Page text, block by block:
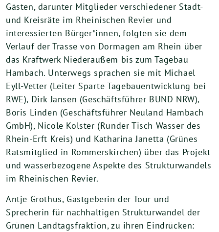
Gästen, darunter Mitglieder verschiedener Stadt-
und Kreisräte im Rheinischen Revier und
interessierten Bürger*innen, folgten sie dem
Verlauf der Trasse von Dormagen am Rhein über
das Kraftwerk Niederaußem bis zum Tagebau
Hambach. Unterwegs sprachen sie mit Michael
Eyll-Vetter (Leiter Sparte Tagebauentwicklung bei
RWE), Dirk Jansen (Geschäftsführer BUND NRW),
Boris Linden (Geschäftsführer Neuland Hambach
GmbH), Nicole Kolster (Runder Tisch Wasser des
Rhein-Erft Kreis) und Katharina Janetta (Grünes
Ratsmitglied in Rommerskirchen) über das Projekt
und wasserbezogene Aspekte des Strukturwandels
im Rheinischen Revier.
Antje Grothus, Gastgeberin der Tour und
Sprecherin für nachhaltigen Strukturwandel der
Grünen Landtagsfraktion, zu ihren Eindrücken: